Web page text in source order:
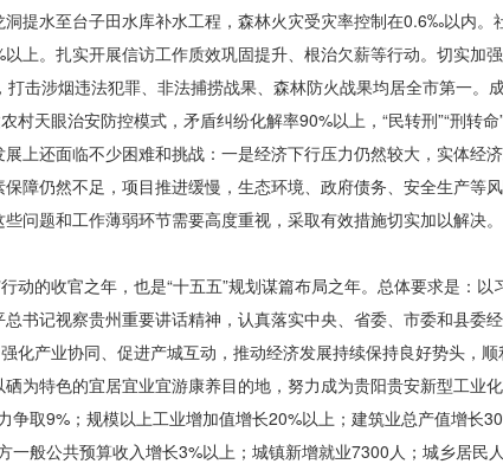
提水至台子田水库补水工程，森林火灾受灾率控制在0.6‰以内
上。扎实开展信访工作质效巩固提升、根治欠薪等行动。切实加
击涉烟违法犯罪、非法捕捞战果、森林防火战果均居全市第一。
天眼治安防控模式，矛盾纠纷化解率90%以上，“民转刑”“刑转命
上还面临不少困难和挑战：一是经济下行压力仍然较大，实体经
障仍然不足，项目推进缓慢，生态环境、政府债务、安全生产等
问题和工作薄弱环节需要高度重视，采取有效措施切实加以解决。
动的收官之年，也是“十五五”规划谋篇布局之年。总体要求是：
书记视察贵州重要讲话精神，认真落实中央、省委、市委和县委
化产业协同、促进产城互动，推动经济发展持续保持良好势头，
硒为特色的宜居宜业宜游康养目的地，努力成为贵阳贵安新型工业
争取9%；规模以上工业增加值增长20%以上；建筑业总产值增长
般公共预算收入增长3%以上；城镇新增就业7300人；城乡居